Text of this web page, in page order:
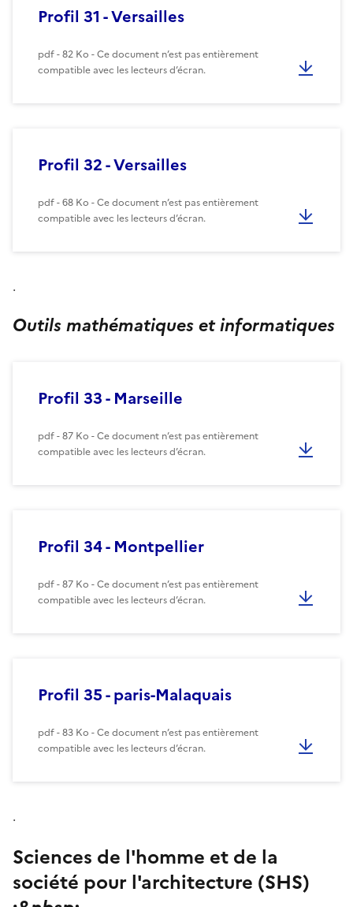
Profil 31 - Versailles
pdf - 82 Ko - Ce document n’est pas entièrement
compatible avec les lecteurs d’écran.
Profil 32 - Versailles
pdf - 68 Ko - Ce document n’est pas entièrement
compatible avec les lecteurs d’écran.
.
Outils mathématiques et informatiques
Profil 33 - Marseille
pdf - 87 Ko - Ce document n’est pas entièrement
compatible avec les lecteurs d’écran.
Profil 34 - Montpellier
pdf - 87 Ko - Ce document n’est pas entièrement
compatible avec les lecteurs d’écran.
Profil 35 - paris-Malaquais
pdf - 83 Ko - Ce document n’est pas entièrement
compatible avec les lecteurs d’écran.
.
Sciences de l'homme et de la
société pour l'architecture (SHS)